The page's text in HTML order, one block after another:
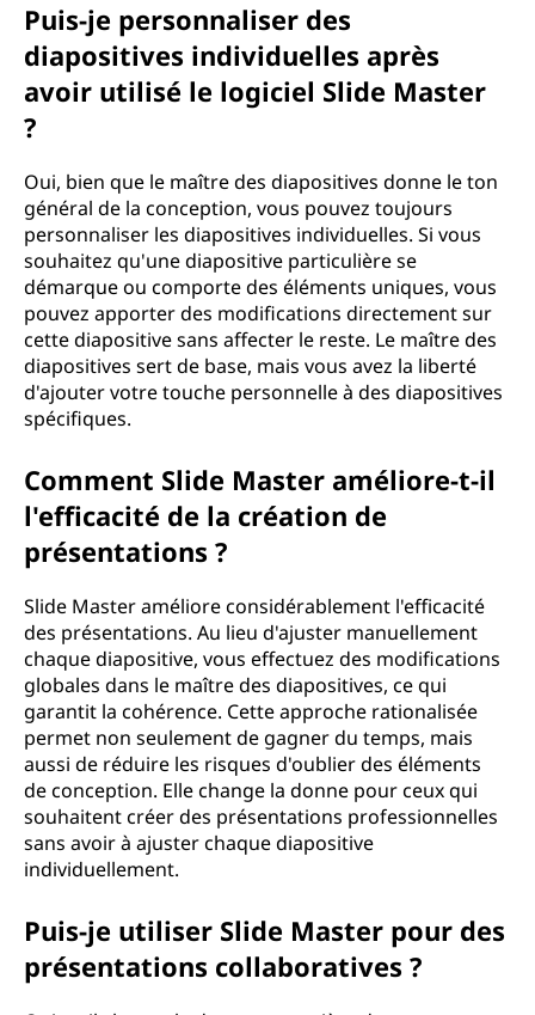
Puis-je personnaliser des
diapositives individuelles après
avoir utilisé le logiciel Slide Master
?
Oui, bien que le maître des diapositives donne le ton
général de la conception, vous pouvez toujours
personnaliser les diapositives individuelles. Si vous
souhaitez qu'une diapositive particulière se
démarque ou comporte des éléments uniques, vous
pouvez apporter des modifications directement sur
cette diapositive sans affecter le reste. Le maître des
diapositives sert de base, mais vous avez la liberté
d'ajouter votre touche personnelle à des diapositives
spécifiques.
Comment Slide Master améliore-t-il
l'efficacité de la création de
présentations ?
Slide Master améliore considérablement l'efficacité
des présentations. Au lieu d'ajuster manuellement
chaque diapositive, vous effectuez des modifications
globales dans le maître des diapositives, ce qui
garantit la cohérence. Cette approche rationalisée
permet non seulement de gagner du temps, mais
aussi de réduire les risques d'oublier des éléments
de conception. Elle change la donne pour ceux qui
souhaitent créer des présentations professionnelles
sans avoir à ajuster chaque diapositive
individuellement.
Puis-je utiliser Slide Master pour des
présentations collaboratives ?